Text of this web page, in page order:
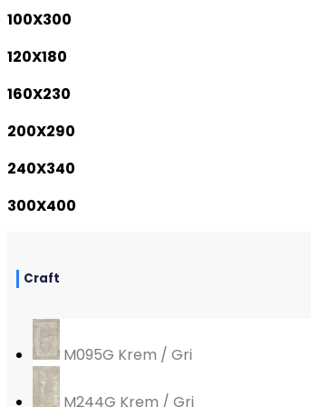
100X300
120X180
160X230
200X290
240X340
300X400
Craft
M095G Krem / Gri
M244G Krem / Gri